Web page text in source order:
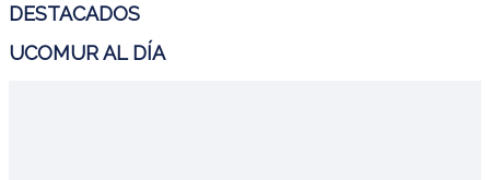
DESTACADOS
UCOMUR AL DÍA